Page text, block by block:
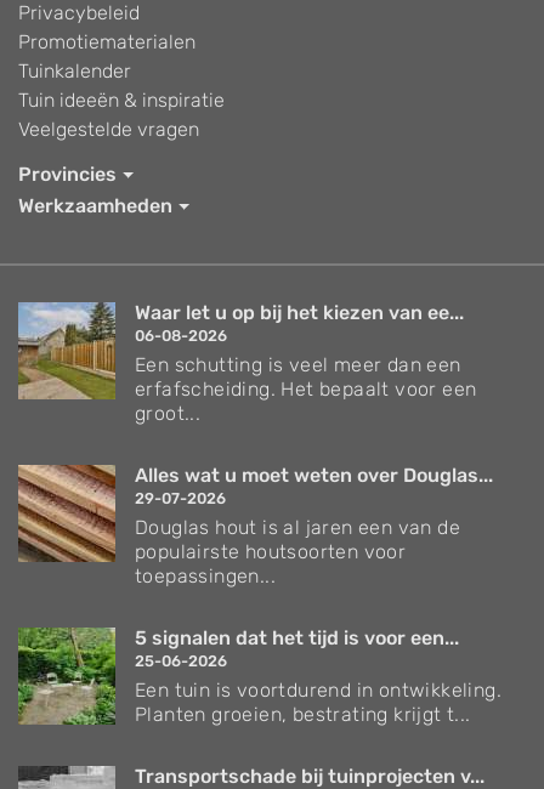
Privacybeleid
Promotiematerialen
Tuinkalender
Tuin ideeën & inspiratie
Veelgestelde vragen
Provincies
Werkzaamheden
Waar let u op bij het kiezen van ee...
06-08-2026
Een schutting is veel meer dan een
erfafscheiding. Het bepaalt voor een
groot...
Alles wat u moet weten over Douglas...
29-07-2026
Douglas hout is al jaren een van de
populairste houtsoorten voor
toepassingen...
5 signalen dat het tijd is voor een...
25-06-2026
Een tuin is voortdurend in ontwikkeling.
Planten groeien, bestrating krijgt t...
Transportschade bij tuinprojecten v...